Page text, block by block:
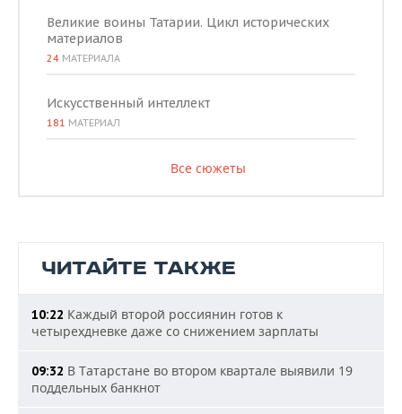
Великие воины Татарии. Цикл исторических
материалов
24 МАТЕРИАЛА
Искусственный интеллект
181 МАТЕРИАЛ
Все сюжеты
ЧИТАЙТЕ ТАКЖЕ
10:22 Каждый второй россиянин готов к
четырехдневке даже со снижением зарплаты
09:32 В Татарстане во втором квартале выявили 19
поддельных банкнот